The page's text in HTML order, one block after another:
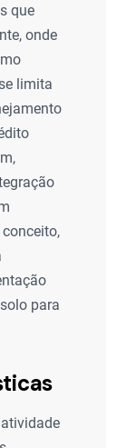
que
onde
limita
para